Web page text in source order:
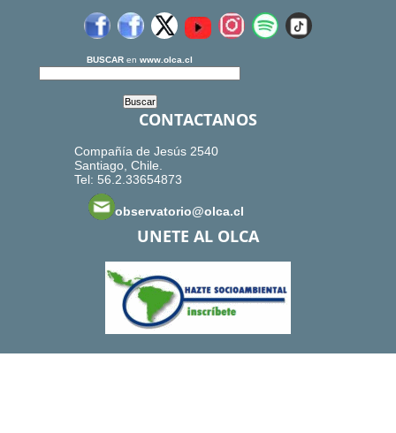
BUSCAR en www.olca.cl
CONTACTANOS
Compañía de Jesús 2540
Santiago, Chile.
Tel: 56.2.33654873
observatorio@olca.cl
UNETE AL OLCA